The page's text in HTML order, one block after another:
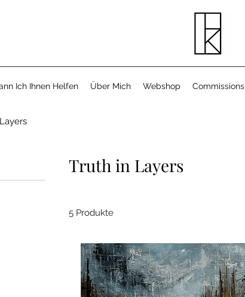
Ich Ihnen Helfen Über Mich Webshop Commissions
Truth in Layers
5 Produkte